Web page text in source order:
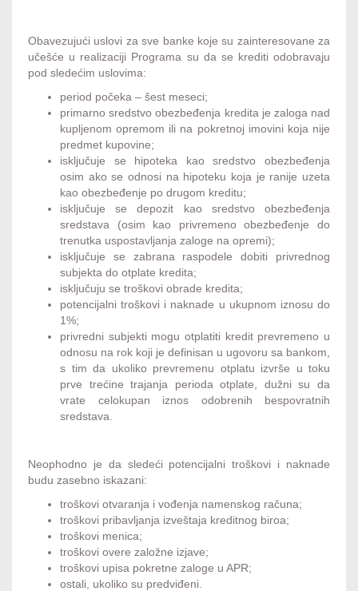
Obavezujući uslovi za sve banke koje su zainteresovane za
učešće u realizaciji Programa su da se krediti odobravaju
pod sledećim uslovima:
period počeka – šest meseci;
primarno sredstvo obezbeđenja kredita je zaloga nad
kupljenom opremom ili na pokretnoj imovini koja nije
predmet kupovine;
isključuje se hipoteka kao sredstvo obezbeđenja
osim ako se odnosi na hipoteku koja je ranije uzeta
kao obezbeđenje po drugom kreditu;
isključuje se depozit kao sredstvo obezbeđenja
sredstava (osim kao privremeno obezbeđenje do
trenutka uspostavljanja zaloge na opremi);
isključuje se zabrana raspodele dobiti privrednog
subjekta do otplate kredita;
isključuju se troškovi obrade kredita;
potencijalni troškovi i naknade u ukupnom iznosu do
1%;
privredni subjekti mogu otplatiti kredit prevremeno u
odnosu na rok koji je definisan u ugovoru sa bankom,
s tim da ukoliko prevremenu otplatu izvrše u toku
prve trećine trajanja perioda otplate, dužni su da
vrate celokupan iznos odobrenih bespovratnih
sredstava.
Neophodno je da sledeći potencijalni troškovi i naknade
budu zasebno iskazani:
troškovi otvaranja i vođenja namenskog računa;
troškovi pribavljanja izveštaja kreditnog biroa;
troškovi menica;
troškovi overe založne izjave;
troškovi upisa pokretne zaloge u APR;
ostali, ukoliko su predviđeni.